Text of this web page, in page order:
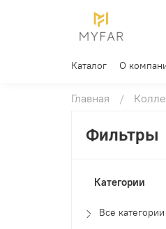
Каталог О
Главная
Фильтры
Категории
Все категории